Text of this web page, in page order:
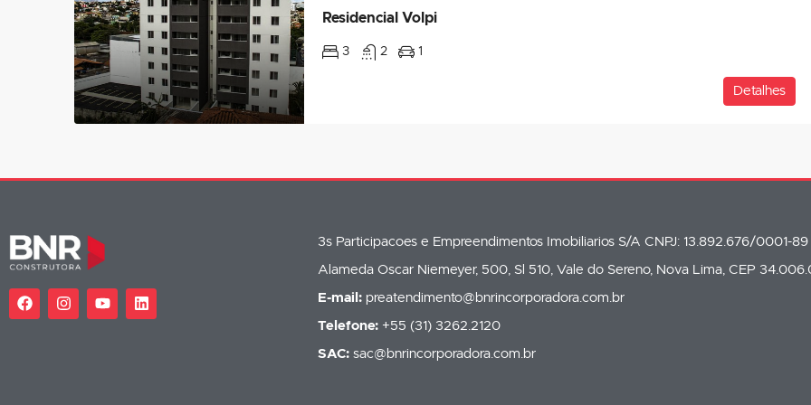
Residencial Volpi
3 2 1
Detalhes
3s Participacoes e Empreendimentos Imobiliarios S/A CNPJ: 13.892.676/0001-89
Alameda Oscar Niemeyer, 500, Sl 510, Vale do Sereno, Nova Lima, CEP
E-mail: preatendimento@bnrincorporadora.com.br
Telefone: +55 (31) 3262.2120
SAC:sac@bnrincorporadora.com.br